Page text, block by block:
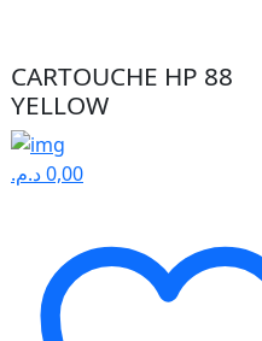
CARTOUCHE HP 88
YELLOW
0,00د.م.